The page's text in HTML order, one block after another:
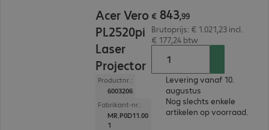
Acer Vero
PL2520pi
Laser
Projector
Productnr.:
6003206
Fabrikant-nr.:
MR.P0D11.00
1
€ 843,99
Brutoprijs: € 1.021,23 incl.
€ 177,24 btw
Levering vanaf 10.
augustus
Nog slechts enkele
artikelen op voorraad.